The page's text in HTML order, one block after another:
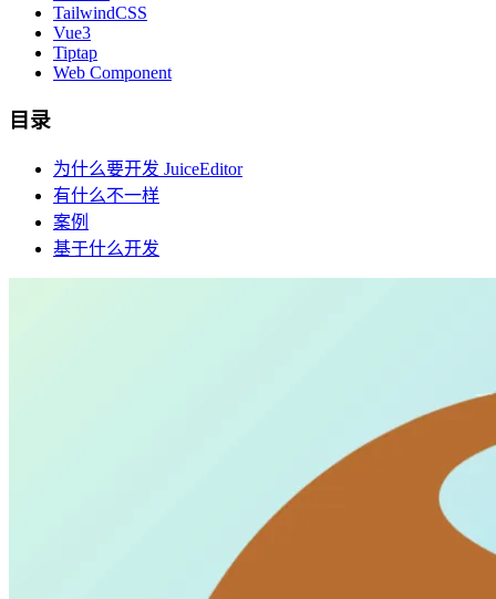
TailwindCSS
Vue3
Tiptap
Web Component
目录
为什么要开发 JuiceEditor
有什么不一样
案例
基于什么开发